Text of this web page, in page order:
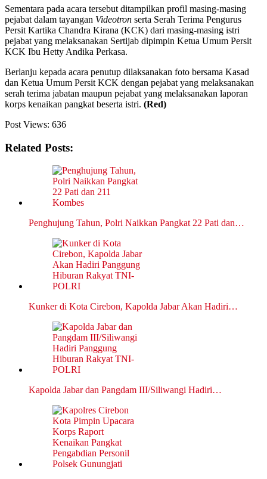
Sementara pada acara tersebut ditampilkan profil masing-masing
pejabat dalam tayangan Videotron serta Serah Terima Pengurus
Persit Kartika Chandra Kirana (KCK) dari masing-masing istri
pejabat yang melaksanakan Sertijab dipimpin Ketua Umum Persit
KCK Ibu Hetty Andika Perkasa.
Berlanju kepada acara penutup dilaksanakan foto bersama Kasad
dan Ketua Umum Persit KCK dengan pejabat yang melaksanakan
serah terima jabatan maupun pejabat yang melaksanakan laporan
korps kenaikan pangkat beserta istri. (Red)
Post Views: 636
Related Posts:
Penghujung Tahun, Polri Naikkan Pangkat 22 Pati dan…
Kunker di Kota Cirebon, Kapolda Jabar Akan Hadiri…
Kapolda Jabar dan Pangdam III/Siliwangi Hadiri…